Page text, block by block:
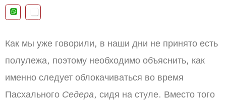
Как мы уже говорили, в наши дни не принято есть
полулежа, поэтому необходимо объяснить, как
именно следует облокачиваться во время
Пасхального Седера, сидя на стуле. Вместо того